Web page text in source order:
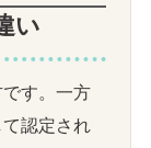
い
す。一方
認定され